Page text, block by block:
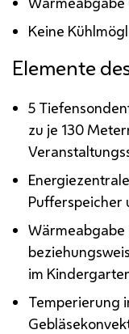
Keine
Elemente
5
zu je 130
Pufferspeicher
Wärmeabgabe
im
Temperierung